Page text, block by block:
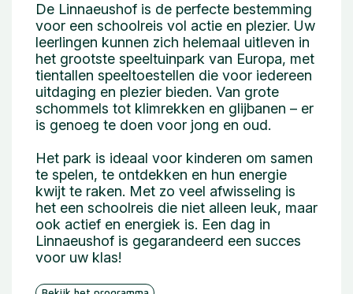
De Linnaeushof is de perfecte bestemming
voor een schoolreis vol actie en plezier. Uw
leerlingen kunnen zich helemaal uitleven in
het grootste speeltuinpark van Europa, met
tientallen speeltoestellen die voor iedereen
uitdaging en plezier bieden. Van grote
schommels tot klimrekken en glijbanen – er
is genoeg te doen voor jong en oud.
Het park is ideaal voor kinderen om samen
te spelen, te ontdekken en hun energie
kwijt te raken. Met zo veel afwisseling is
het een schoolreis die niet alleen leuk, maar
ook actief en energiek is. Een dag in
Linnaeushof is gegarandeerd een succes
voor uw klas!